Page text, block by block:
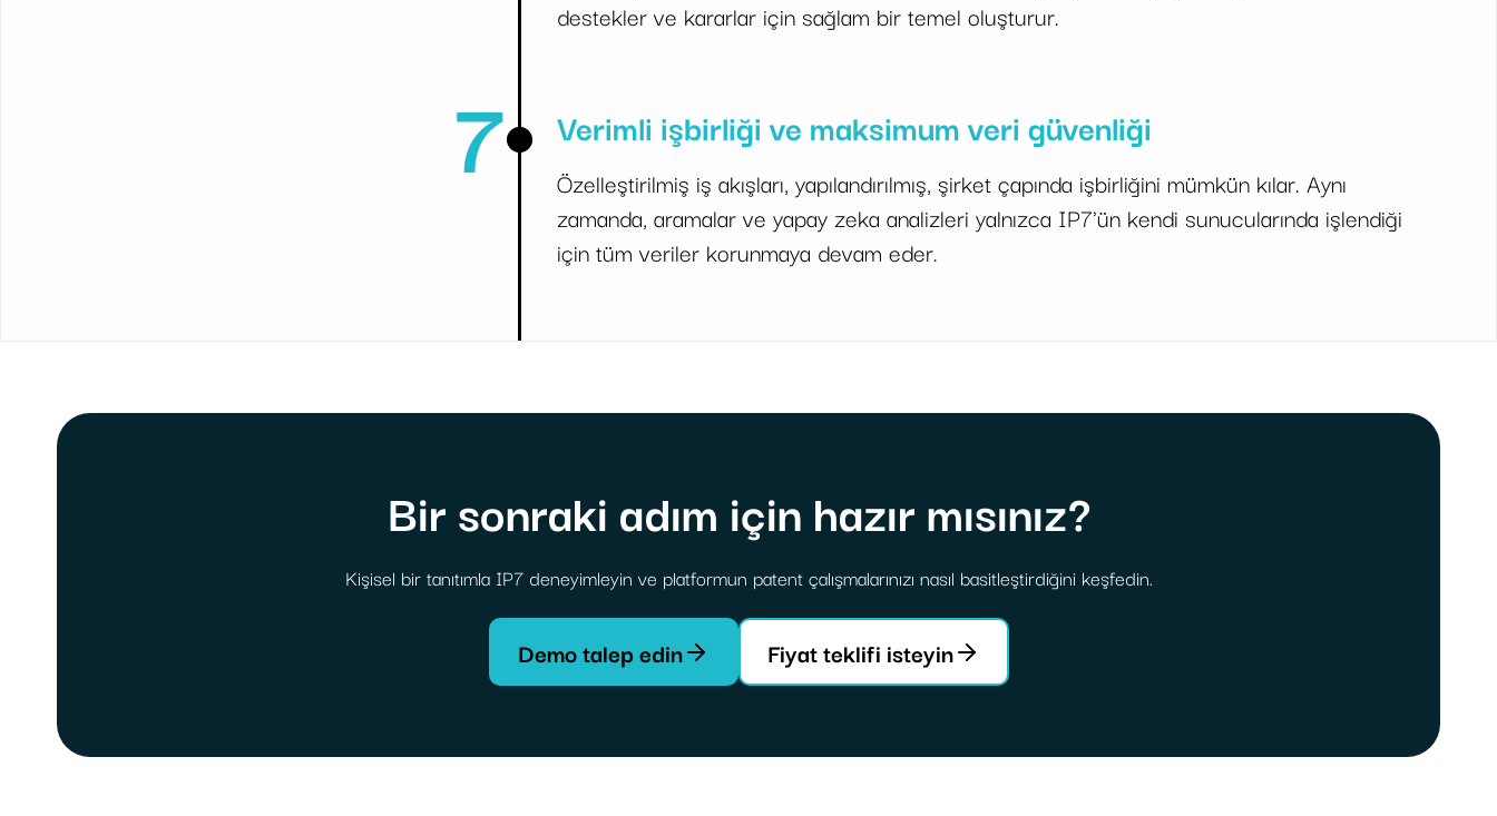
destekler ve kararlar için sağlam bir temel oluşturur.
7 Verimli işbirliği ve maksimum veri güvenliği
Özelleştirilmiş iş akışları, yapılandırılmış, şirket çapında işbirliğini mümkün kılar. Aynı
zamanda, aramalar ve yapay zeka analizleri yalnızca IP7'ün kendi sunucularında işlendiği
için tüm veriler korunmaya devam eder.
Bir sonraki adım için hazır mısınız?
Kişisel bir tanıtımla IP7 deneyimleyin ve platformun patent çalışmalarınızı nasıl basitleştirdiğini keşfedin.
Demo talep edin Fiyat teklifi isteyin